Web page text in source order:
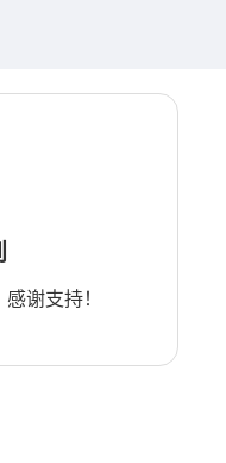
谢支持！